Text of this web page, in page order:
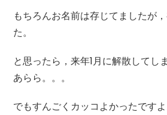
もちろんお名前は存じてましたが
た。
と思ったら，来年1月に解散してし
あらら。。。
でもすんごくカッコよかったです